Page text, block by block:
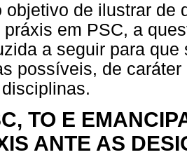
objetivo de ilustrar de
práxis em PSC, a
a seguir para
possíveis, de
TO E
ANTE AS